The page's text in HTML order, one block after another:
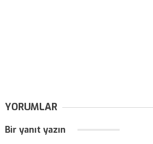
YORUMLAR
Bir yanıt yazın